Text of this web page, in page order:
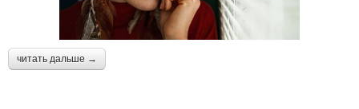
читать дальше →